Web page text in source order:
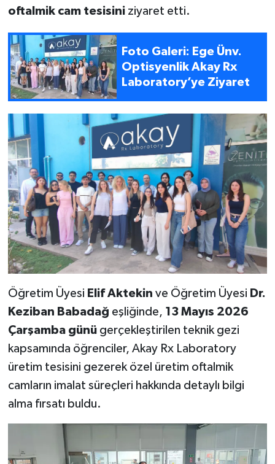
oftalmik cam tesisiniziyaret etti.
Foto Galeri: Ege Ünv.
Optisyenlik Akay Rx
Laboratory’ye Ziyaret
Öğretim Üyesi Elif Aktekin ve Öğretim Üyesi Dr.
Keziban Babadağ eşliğinde, 13 Mayıs 2026
Çarşamba günügerçekleştirilen teknik gezi
kapsamında öğrenciler, Akay Rx Laboratory
üretim tesisini gezerek özel üretim oftalmik
camların imalat süreçleri hakkında detaylı bilgi
alma fırsatı buldu.